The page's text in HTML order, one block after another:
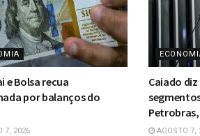
e Bolsa recua
por balanços do
7, 2026
Caiado
Petrobras,
AGOSTO 7,